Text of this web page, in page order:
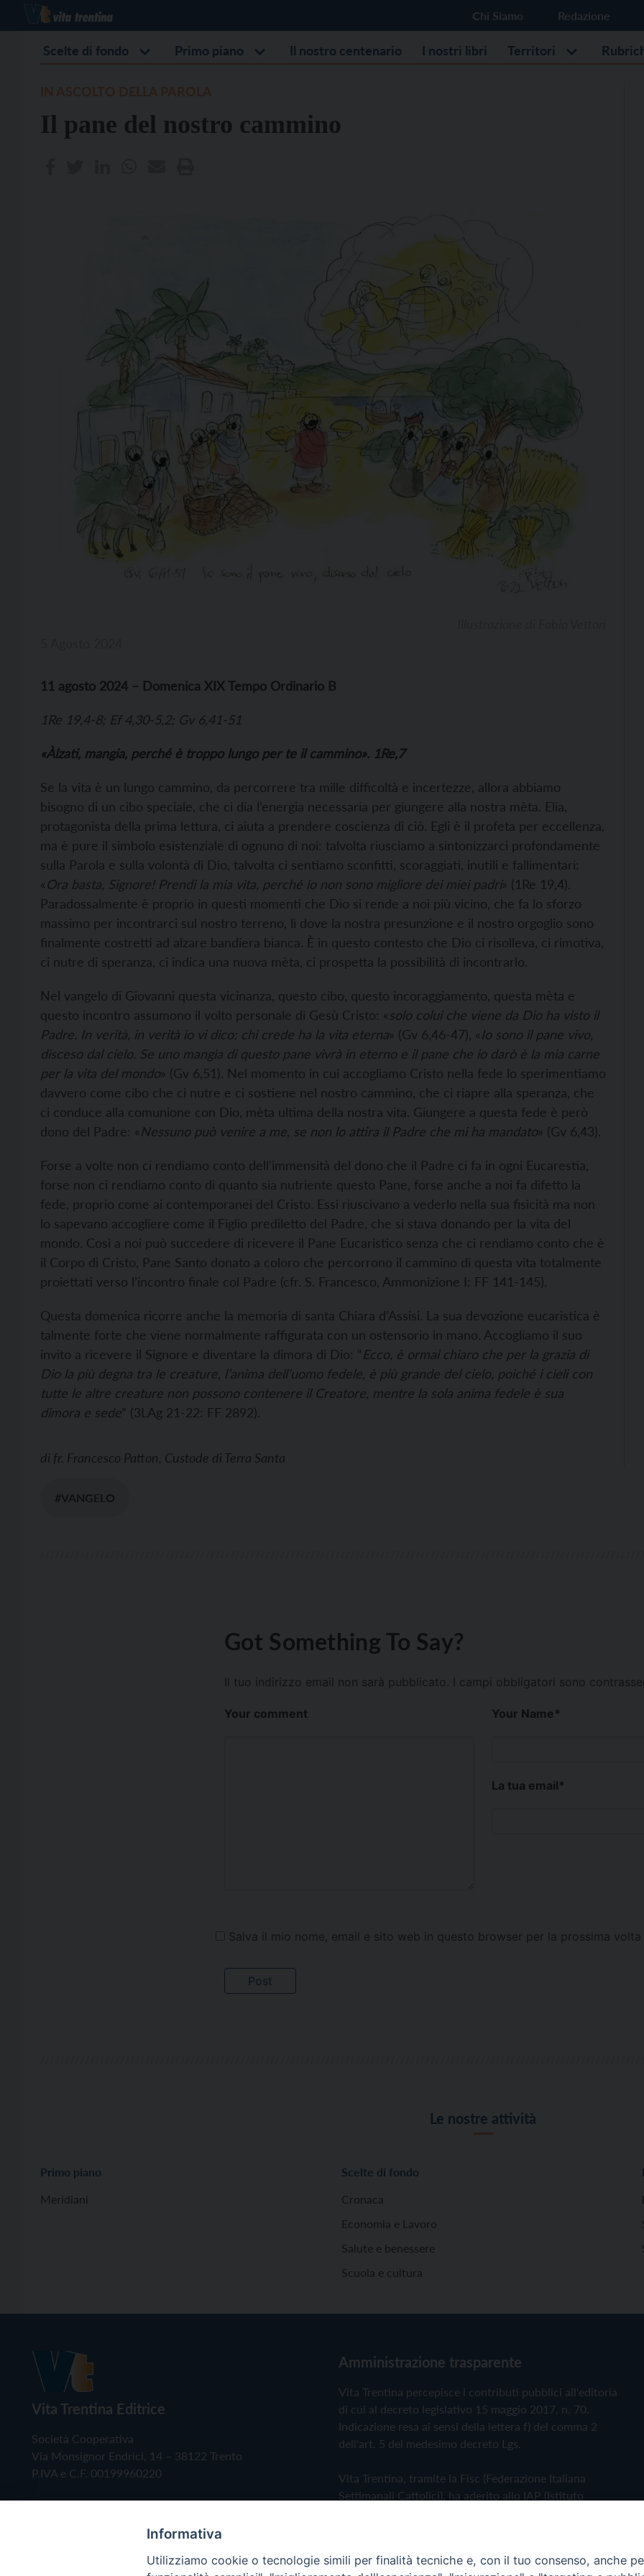
Chi Siamo Redazione
Scelte di fondo Primo piano Il nostro centenario I nostri libri Territori
Il pane del nostro cammino
11 agosto 2024 – Domenica XIX Tempo Ordinario B
1Re 19,4-8; Ef 4,30-5,2; Gv 6,41-51
«Àlzati, mangia, perché è troppo lungo per te il cammino». 1Re,7
Se la vita è un lungo cammino, da percorrere tra mille difficoltà e incertezze, allora abbiamo
bisogno di un cibo speciale, che ci dia l’energia necessaria per giungere alla nostra mèta. Elia,
protagonista della prima lettura, ci aiuta a prendere coscienza di ciò. Egli è il profeta per eccellenza,
ma è pure il simbolo esistenziale di ognuno di noi: talvolta riusciamo a sintonizzarci profondamente
sulla Parola e sulla volontà di Dio, talvolta ci sentiamo sconfitti, scoraggiati, inutili e fallimentari:
« Ora basta, Signore! Prendi la mia vita, perché io non sono migliore dei miei padri» (1Re 19,4).
Paradossalmente è proprio in questi momenti che Dio si rende a noi più vicino, che fa lo sforzo
massimo per incontrarci sul nostro terreno, lì dove la nostra presunzione e il nostro orgoglio sono
finalmente costretti ad alzare bandiera bianca. È in questo contesto che Dio ci risolleva, ci rimotiva,
ci nutre di speranza, ci indica una nuova mèta, ci prospetta la possibilità di incontrarlo.
Nel vangelo di Giovanni questa vicinanza, questo cibo, questo incoraggiamento, questa mèta e
questo incontro assumono il volto personale di Gesù Cristo: « solo colui che viene da Dio ha visto il
Padre. In verità, in verità io vi dico: chi crede ha la vita eterna» (Gv 6,46-47), «Io sono il pane vivo,
disceso dal cielo. Se uno mangia di questo pane vivrà in eterno e il pane che io darò è la mia carne
per la vita del mondo» (Gv 6,51). Nel momento in cui accogliamo Cristo nella fede lo sperimentiamo
davvero come cibo che ci nutre e ci sostiene nel nostro cammino, che ci riapre alla speranza, che
ci conduce alla comunione con Dio, mèta ultima della nostra vita. Giungere a questa fede è però
dono del Padre: «Nessuno può venire a me, se non lo attira il Padre che mi ha mandato» (Gv 6,43).
Forse a volte non ci rendiamo conto dell’immensità del dono che il Padre ci fa in ogni Eucarestia,
forse non ci rendiamo conto di quanto sia nutriente questo Pane, forse anche a noi fa difetto la
fede, proprio come ai contemporanei del Cristo. Essi riuscivano a vederlo nella sua fisicità ma non
lo sapevano accogliere come il Figlio prediletto del Padre, che si stava donando per la vita del
mondo. Così a noi può succedere di ricevere il Pane Eucaristico senza che ci rendiamo conto che è
il Corpo di Cristo, Pane Santo donato a coloro che percorrono il cammino di questa vita totalmente
proiettati verso l’incontro finale col Padre (cfr. S. Francesco, Ammonizione I: FF 141-145).
Questa domenica ricorre anche la memoria di santa Chiara d’Assisi. La sua devozione eucaristica è
talmente forte che viene normalmente raffigurata con un ostensorio in mano. Accogliamo il suo
invito a ricevere il Signore e diventare la dimora di Dio: “Ecco, è ormai chiaro che per la grazia di
Dio la più degna tra le creature, l’anima dell’uomo fedele, è più grande del cielo, poiché i cieli con
tutte le altre creature non possono contenere il Creatore, mentre la sola anima fedele è sua
dimora e sede” (3LAg 21-22: FF 2892).
di fr. Francesco Patton, Custode di Terra Santa
#VANGELO
Got Something To Say?
Il tuo indirizzo email non sarà pubblicato. I campi obbligatori sono
Your comment Your Name*
La tua email*
Salva il mio nome, email e sito web in questo browser per la prossima volta
Le nostre attività
Primo piano
Meridiani
Scelte di fondo
Cronaca
Economia e Lavoro
Salute e benessere
Scuola e cultura
Vita Trentina Editrice
Società Cooperativa
Via Monsignor Endrici, 14 – 38122 Trento
P.IVA e C.F. 00199960220
Amministrazione trasparente
Vita Trentina percepisce i contributi pubblici all'editoria
di cui al decreto legislativo 15 maggio 2017, n. 70.
Indicazione resa ai sensi della lettera f) del comma 2
dell'art. 5 del medesimo decreto Lgs.
Vita Trentina, tramite la Fisc (Federazione Italiana
Settimanali Cattolici), ha aderito allo IAP (Istituto
Privacy Policy Cookie Policy
Informativa
Utilizziamo cookie o tecnologie simili per finalità tecniche e, con il tuo consenso, anche